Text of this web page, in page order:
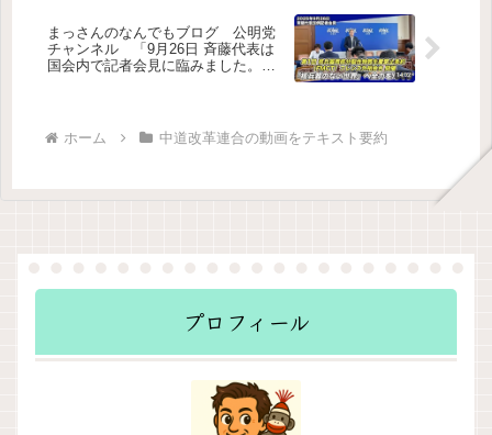
約
まっさんのなんでもブログ 公明党
チャンネル 「9月26日 斉藤代表は
国会内で記者会見に臨みました。会
約 ホーム 中道改革連合の動画をテキスト要約
プロフィール